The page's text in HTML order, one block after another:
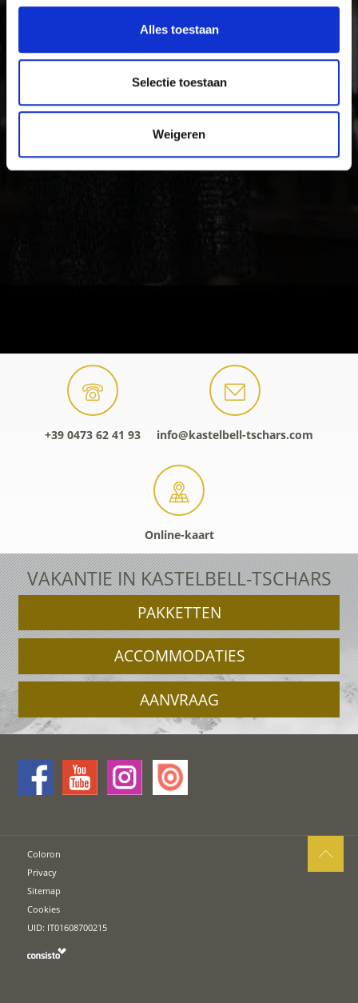
Alles toestaan
Selectie toestaan
Weigeren
+39 0473 62 41 93 info@kastelbell-tschars.com
Online-kaart
VAKANTIE IN KASTELBELL-TSCHARS
PAKKETTEN
ACCOMMODATIES
AANVRAAG
Coloron
Privacy
Sitemap
Cookies
UID: IT01608700215